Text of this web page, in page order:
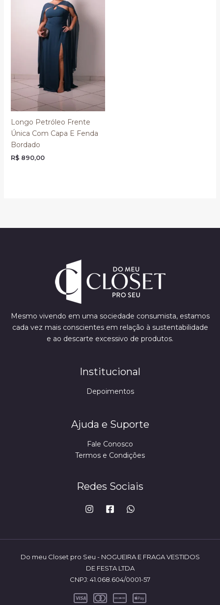
Longo Petróleo Frente
Única Com Capa E Fenda
Bordado
R$ 890,00
Mesmo vivendo em uma sociedade consumista, estamos
cada vez mais conscientes em relação à sustentabilidade
e ao descarte excessivo de produtos.
Institucional
Depoimentos
Ajuda e Suporte
Fale Conosco
Termos e Condições
Redes Sociais
Do meu Closet pro Seu - NOGUEIRA E FRAGA VESTIDOS
DE FESTA LTDA
CNPJ: 41.068.604/0001-57